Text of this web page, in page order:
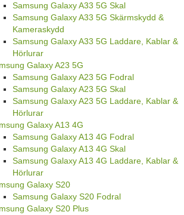
Samsung Galaxy A33 5G Skal
Samsung Galaxy A33 5G Skärmskydd &
Kameraskydd
Samsung Galaxy A33 5G Laddare, Kablar &
Hörlurar
Galaxy A23 5G
Samsung Galaxy A23 5G Fodral
Samsung Galaxy A23 5G Skal
Samsung Galaxy A23 5G Laddare, Kablar &
Hörlurar
Galaxy A13 4G
Samsung Galaxy A13 4G Fodral
Samsung Galaxy A13 4G Skal
Samsung Galaxy A13 4G Laddare, Kablar &
Hörlurar
Galaxy S20
Samsung Galaxy S20 Fodral
Galaxy S20 Plus